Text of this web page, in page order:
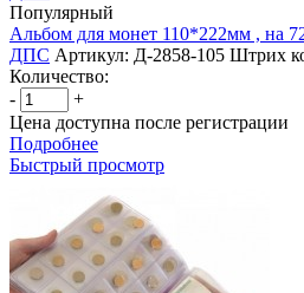
Популярный
Альбом для монет 110*222мм , на
ДПС Артикул: Д-2858-105 Штрих
Количество:
-
+
Цена доступна после регистрации
Подробнее
Быстрый просмотр